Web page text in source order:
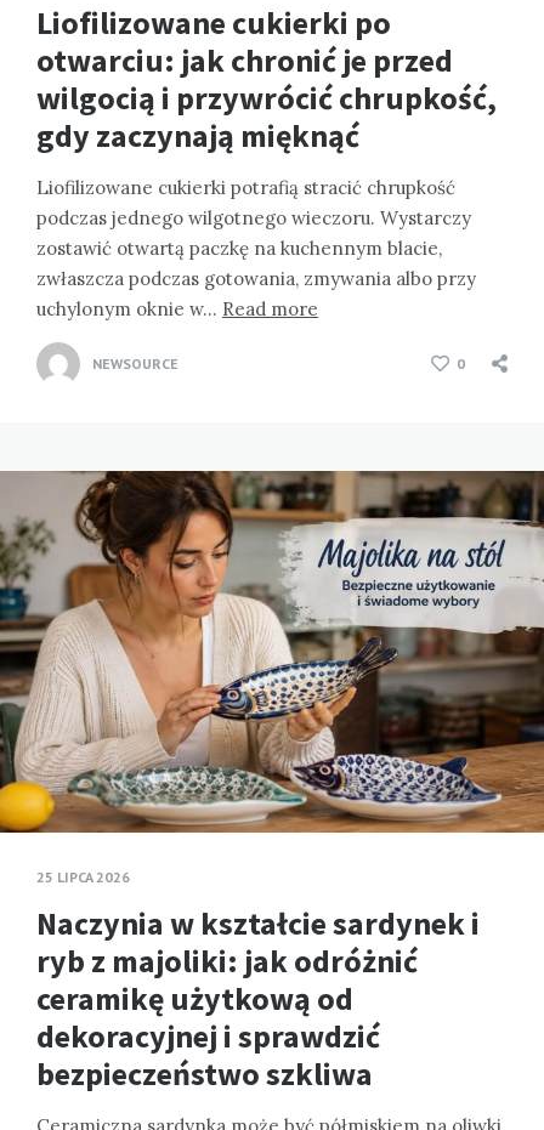
Liofilizowane cukierki po
otwarciu: jak chronić je przed
wilgocią i przywrócić chrupkość,
gdy zaczynają mięknąć
Liofilizowane cukierki potrafią stracić chrupkość
podczas jednego wilgotnego wieczoru. Wystarczy
zostawić otwartą paczkę na kuchennym blacie,
zwłaszcza podczas gotowania, zmywania albo przy
uchylonym oknie w… Read more
NEWSOURCE 0
25 LIPCA 2026
Naczynia w kształcie sardynek i
ryb z majoliki: jak odróżnić
ceramikę użytkową od
dekoracyjnej i sprawdzić
bezpieczeństwo szkliwa